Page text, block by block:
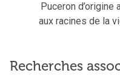
Puceron d’origine
aux racines de la
Recherches